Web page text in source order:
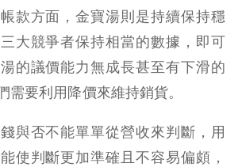
款方面，金寶湯則是持續保持穩
大競爭者保持相當的數據，即可
的議價能力無成長甚至有下滑的
需要利用降價來維持銷貨。
與否不能單單從營收來判斷，用
使判斷更加準確且不容易偏頗，